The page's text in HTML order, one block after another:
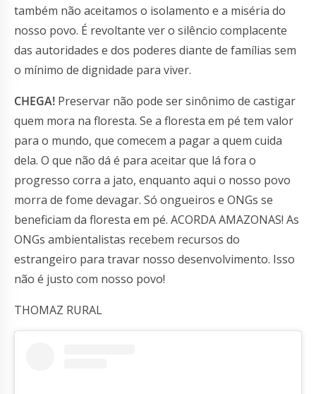
também não aceitamos o isolamento e a miséria do
nosso povo. É revoltante ver o silêncio complacente
das autoridades e dos poderes diante de famílias sem
o mínimo de dignidade para viver.
CHEGA! Preservar não pode ser sinônimo de castigar
quem mora na floresta. Se a floresta em pé tem valor
para o mundo, que comecem a pagar a quem cuida
dela. O que não dá é para aceitar que lá fora o
progresso corra a jato, enquanto aqui o nosso povo
morra de fome devagar. Só ongueiros e ONGs se
beneficiam da floresta em pé. ACORDA AMAZONAS! As
ONGs ambientalistas recebem recursos do
estrangeiro para travar nosso desenvolvimento. Isso
não é justo com nosso povo!
THOMAZ RURAL